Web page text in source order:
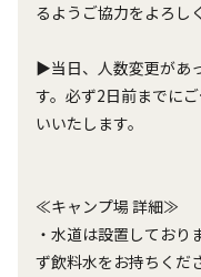
るようご協力をよろし
▶︎当日、人数変更があ
す。必ず2日前までに
いいたします。
≪キャンプ場 詳細≫
・水道は設置してお
ず飲料水をお持ちくだ